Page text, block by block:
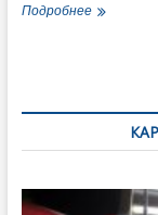
ПодробнееЕСПЧ
казнях